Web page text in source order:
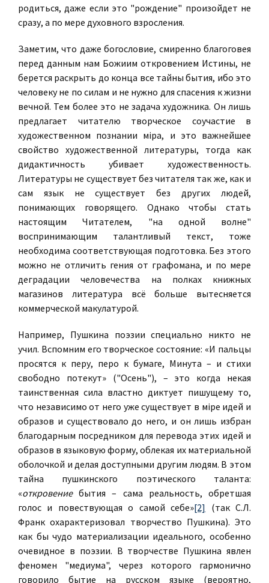
родиться, даже если это "рождение" произойдет не
сразу, а по мере духовного взросления.
Заметим, что даже богословие, смиренно благоговея
перед данным нам Божиим откровением Истины, не
берется раскрыть до конца все тайны бытия, ибо это
человеку не по силам и не нужно для спасения к жизни
вечной. Тем более это не задача художника. Он лишь
предлагает читателю творческое соучастие в
художественном познании мiра, и это важнейшее
свойство художественной литературы, тогда как
дидактичность убивает художественность.
Литературы не существует без читателя так же, как и
сам язык не существует без других людей,
понимающих говорящего. Однако чтобы стать
настоящим Читателем, "на одной волне"
воспринимающим талантливый текст, тоже
необходима соответствующая подготовка. Без этого
можно не отличить гения от графомана, и по мере
деградации человечества на полках книжных
магазинов литература всё больше вытесняется
коммерческой макулатурой.
Например, Пушкина поэзии специально никто не
учил. Вспомним его творческое состояние: «И пальцы
просятся к перу, перо к бумаге, Минута – и стихи
свободно потекут» ("Осень"), – это когда некая
таинственная сила властно диктует пишущему то,
что независимо от него уже существует в мiре идей и
образов и существовало до него, и он лишь избран
благодарным посредником для перевода этих идей и
образов в языковую форму, облекая их материальной
оболочкой и делая доступными другим людям. В этом
тайна пушкинского поэтического таланта:
«откровениебытия – сама реальность, обретшая
голос и повествующая о самой себе»[2]
(так С.Л.
Франк охарактеризовал творчество Пушкина). Это
как бы чудо материализации идеального, особенно
очевидное в поэзии. В творчестве Пушкина явлен
феномен "медиума", через которого гармонично
говорило бытие на русском языке (вероятно,